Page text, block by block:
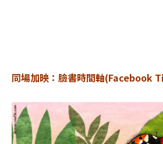
同場加映：臉書時間軸(Facebook